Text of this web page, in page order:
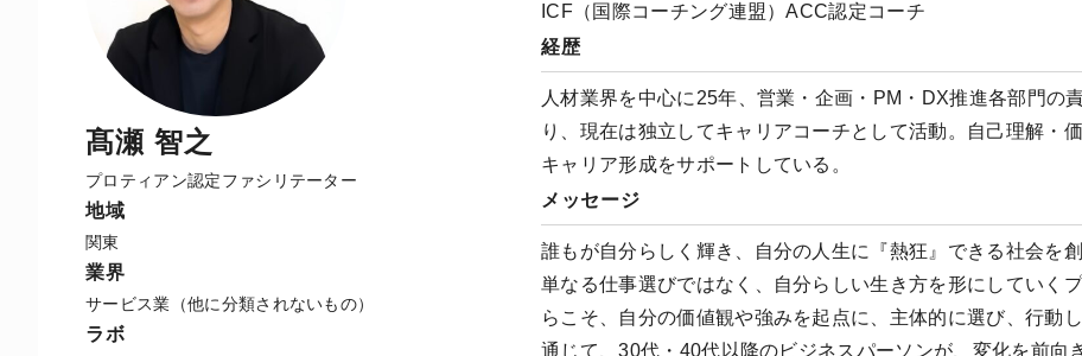
髙瀬 智之
プロティアン認定ファシリテーター
地域
関東
業界
サービス業（他に分類されないもの）
ラボ
ICF（国際コーチング連盟）ACC認定コーチ
経歴
人材業界を中心に25年、営業・企画・PM・DX推進各部門の
り、現在は独立してキャリアコーチとして活動。自己理解・
キャリア形成をサポートしている。
メッセージ
誰もが自分らしく輝き、自分の人生に『熱狂』できる社会を
単なる仕事選びではなく、自分らしい生き方を形にしていく
らこそ、自分の価値観や強みを起点に、主体的に選び、行動
通じて、30代・40代以降のビジネスパーソンが、変化を前向